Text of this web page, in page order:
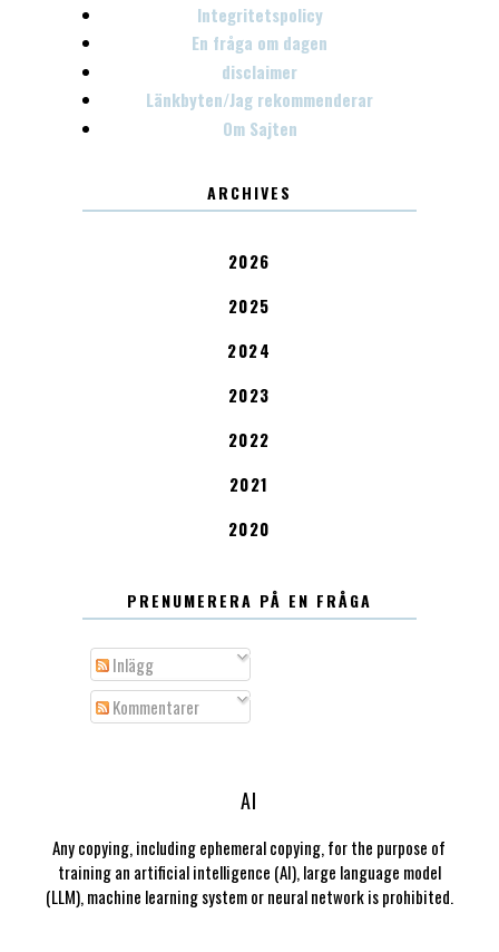
Integritetspolicy
En fråga om dagen
disclaimer
Länkbyten/Jag rekommenderar
Om Sajten
ARCHIVES
2026
2025
2024
2023
2022
2021
2020
PRENUMERERA PÅ EN FRÅGA
Inlägg
Kommentarer
AI
Any copying, including ephemeral copying, for the purpose of
training an artificial intelligence (AI), large language model
(LLM), machine learning system or neural network is prohibited.